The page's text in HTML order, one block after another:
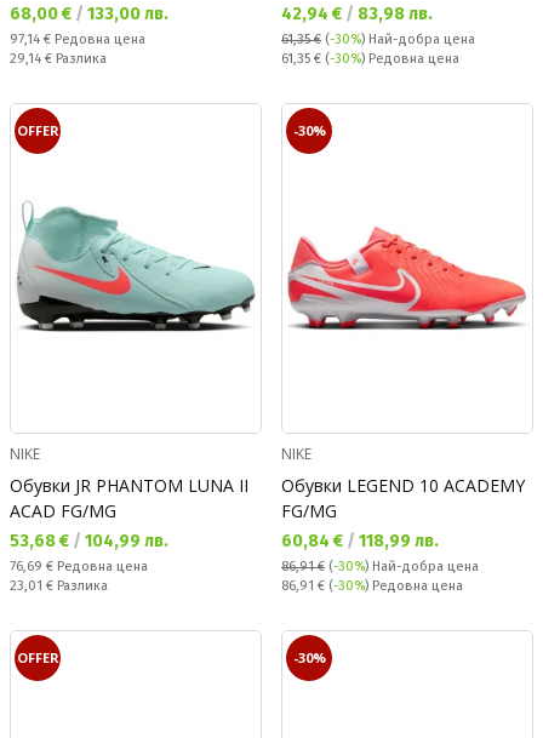
Текуща цена:
68,00 € / 133,00 лв.
Редовна цена:
97,14 € Редовна цена
Спестявате:
29,14 € Разлика
Текуща цена:
42,94 € / 83,98 лв.
61,35 € (-30%) Най-добра цена
Редовна цена:
61,35 € (-30%) Редовна цена
OFFER
NIKE
Обувки JR PHANTOM LUNA II
ACAD FG/MG
Текуща цена:
53,68 € / 104,99 лв.
Редовна цена:
76,69 € Редовна цена
Спестявате:
23,01 € Разлика
-30%
NIKE
Обувки LEGEND 10 ACADEMY
FG/MG
Текуща цена:
60,84 € / 118,99 лв.
86,91 € (-30%) Най-добра цена
Редовна цена:
86,91 € (-30%) Редовна цена
OFFER -30%